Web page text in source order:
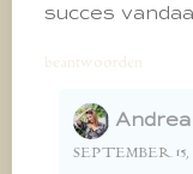
succes
beantwoorden
Andrea
SEPTEMBER 15,